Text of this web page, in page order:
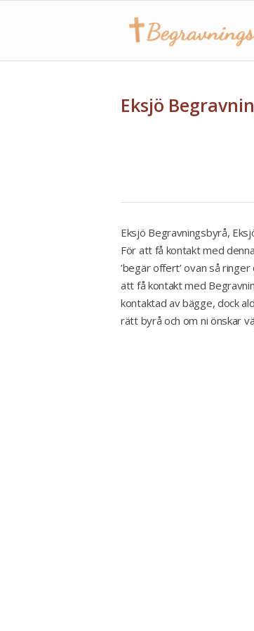
Eksjö
Eksjö Begravningsbyrå,
För att få kontakt med
’begär offert’ ovan så
att få kontakt med
kontaktad av bägge, dock
rätt byrå och om ni önskar